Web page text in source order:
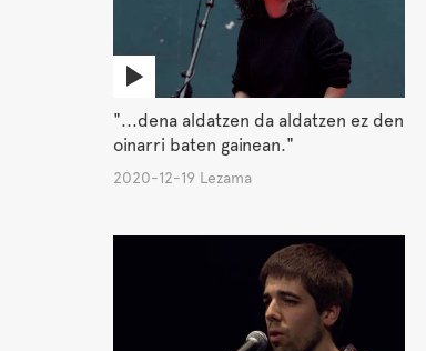
"...dena aldatzen da aldatzen ez den
oinarri baten gainean."
2020-12-19 Lezama